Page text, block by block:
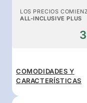
LOS PRECIOS
ALL-INCLUSIVE PLUS
COMODIDADES Y
CARACTERÍSTICAS